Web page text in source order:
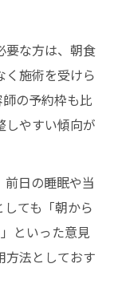
要な方は、朝食
施術を受けら
の予約枠も比
しやすい傾向が
日の睡眠や当
ても「朝から
といった意見
方法としておす